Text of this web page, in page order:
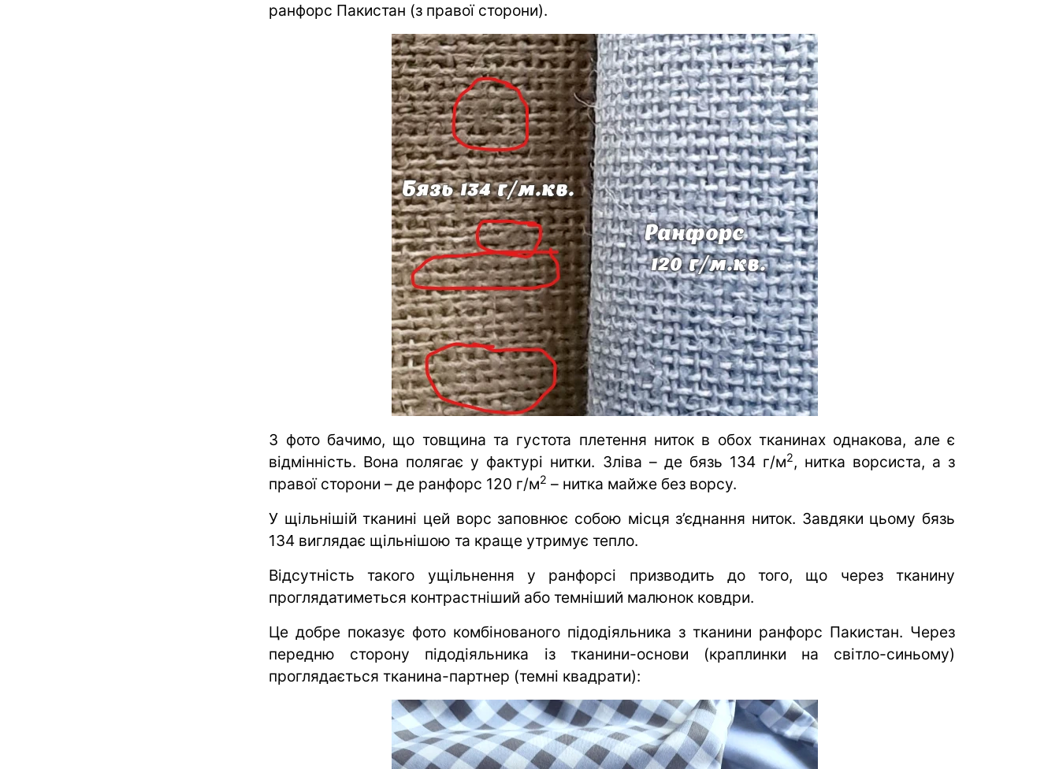
ранфорс Пакистан (з правої сторони).
З фото бачимо, що товщина та густота плетення ниток в обох тканинах однакова, але є
відмінність. Вона полягає у фактурі нитки. Зліва – де бязь 134 г/м2, нитка ворсиста, а з
правої сторони – де ранфорс 120 г/м2 – нитка майже без ворсу.
У щільнішій тканині цей ворс заповнює собою місця з’єднання ниток. Завдяки цьому бязь
134 виглядає щільнішою та краще утримує тепло.
Відсутність такого ущільнення у ранфорсі призводить до того, що через тканину
проглядатиметься контрастніший або темніший малюнок ковдри.
Це добре показує фото комбінованого підодіяльника з тканини ранфорс Пакистан. Через
передню сторону підодіяльника із тканини-основи (краплинки на світло-синьому)
проглядається тканина-партнер (темні квадрати):